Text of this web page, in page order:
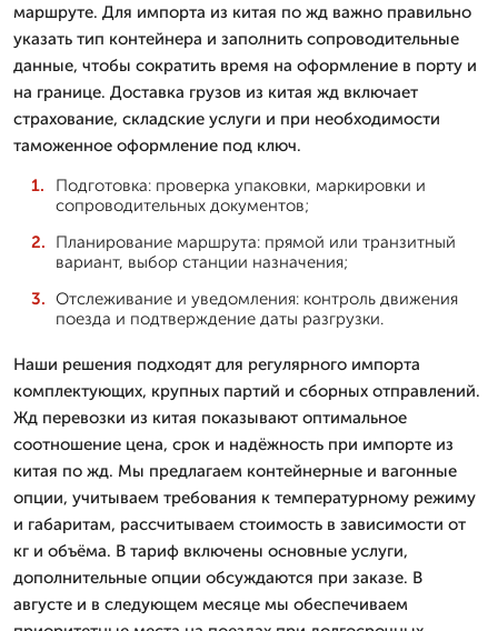
маршруте. Для импорта из китая по жд важно правильно
указать тип контейнера и заполнить сопроводительные
данные, чтобы сократить время на оформление в порту и
на границе. Доставка грузов из китая жд включает
страхование, складские услуги и при необходимости
таможенное оформление под ключ.
Подготовка: проверка упаковки, маркировки и
сопроводительных документов;
Планирование маршрута: прямой или транзитный
вариант, выбор станции назначения;
Отслеживание и уведомления: контроль движения
поезда и подтверждение даты разгрузки.
Наши решения подходят для регулярного импорта
комплектующих, крупных партий и сборных отправлений.
Жд перевозки из китая показывают оптимальное
соотношение цена, срок и надёжность при импорте из
китая по жд. Мы предлагаем контейнерные и вагонные
опции, учитываем требования к температурному режиму
и габаритам, рассчитываем стоимость в зависимости от
кг и объёма. В тариф включены основные услуги,
дополнительные опции обсуждаются при заказе. В
августе и в следующем месяце мы обеспечиваем